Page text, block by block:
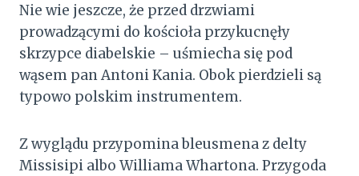
Nie wie jeszcze, że przed drzwiami
prowadzącymi do kościoła przykucnęły
skrzypce diabelskie – uśmiecha się pod
wąsem pan Antoni Kania. Obok pierdzieli są
typowo polskim instrumentem.
Z wyglądu przypomina bleusmena z delty
Missisipi albo Williama Whartona. Przygoda